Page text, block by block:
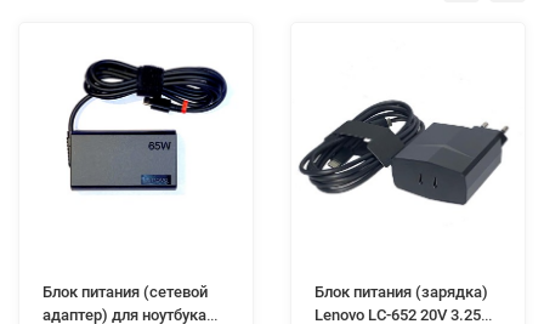
Блок питания (сетевой
адаптер) для ноутбука
Блок питания (зарядка)
Lenovo LC-652 20V 3.25A